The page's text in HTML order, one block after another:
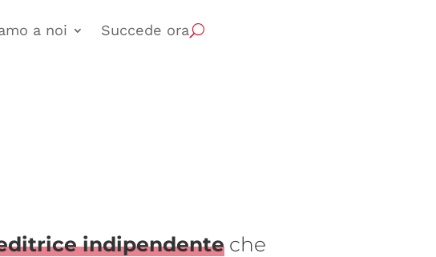
a noi Succede ora
indipendente che